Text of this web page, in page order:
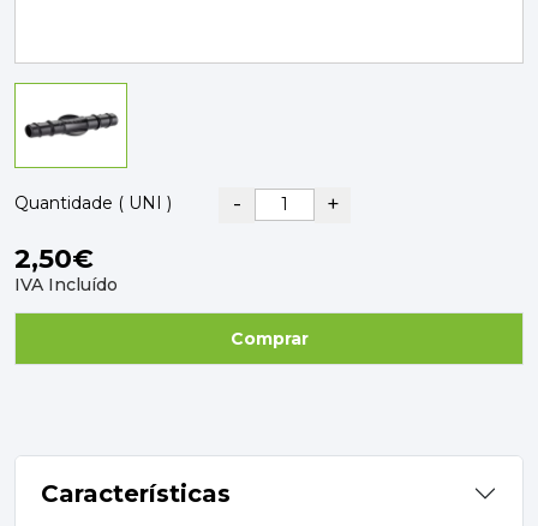
SKIL
Quantidade ( UNI ) - +
2,50€
IVA Incluído
Comprar
Características